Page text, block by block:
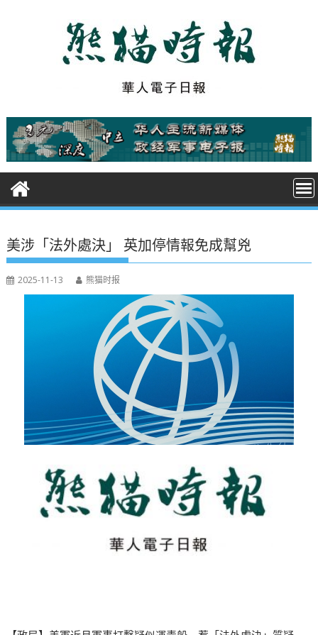
t
美涉「法外處決」 英加停情報免成幫兇
2025-11-13 熊猫时报